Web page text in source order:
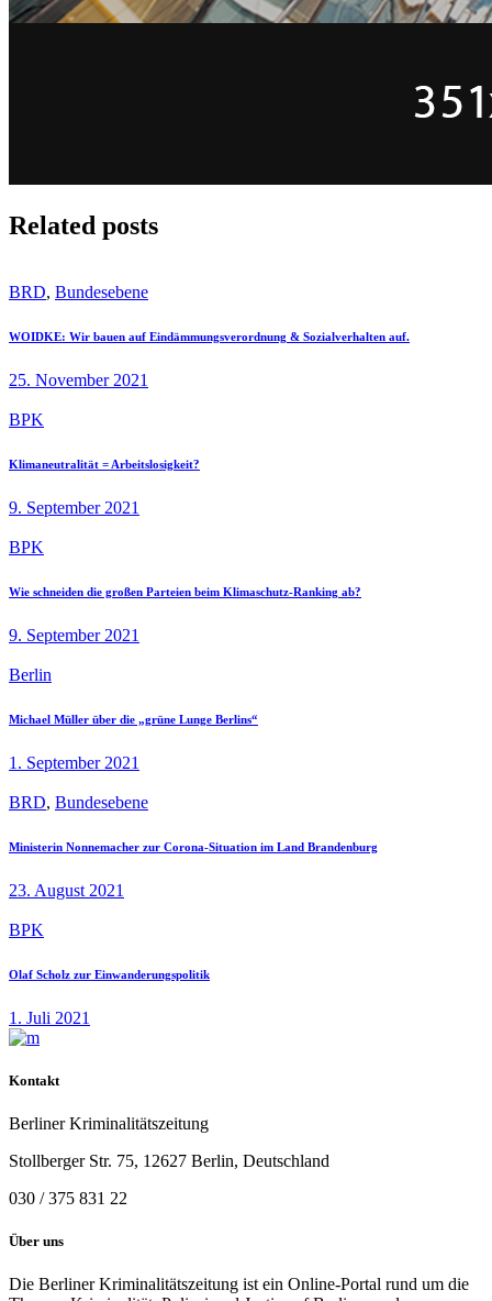
Related posts
BRD, Bundesebene
WOIDKE: Wir bauen auf Eindämmungsverordnung & Sozialverhalten auf.
25. November 2021
BPK
Klimaneutralität = Arbeitslosigkeit?
9. September 2021
BPK
Wie schneiden die großen Parteien beim Klimaschutz-Ranking ab?
9. September 2021
Berlin
Michael Müller über die „grüne Lunge Berlins“
1. September 2021
BRD, Bundesebene
Ministerin Nonnemacher zur Corona-Situation im Land Brandenburg
23. August 2021
BPK
Olaf Scholz zur Einwanderungspolitik
1. Juli 2021
Kontakt
Berliner Kriminalitätszeitung
Stollberger Str. 75, 12627 Berlin, Deutschland
030 / 375 831 22
Über uns
Die Berliner Kriminalitätszeitung ist ein Online-Portal rund um die